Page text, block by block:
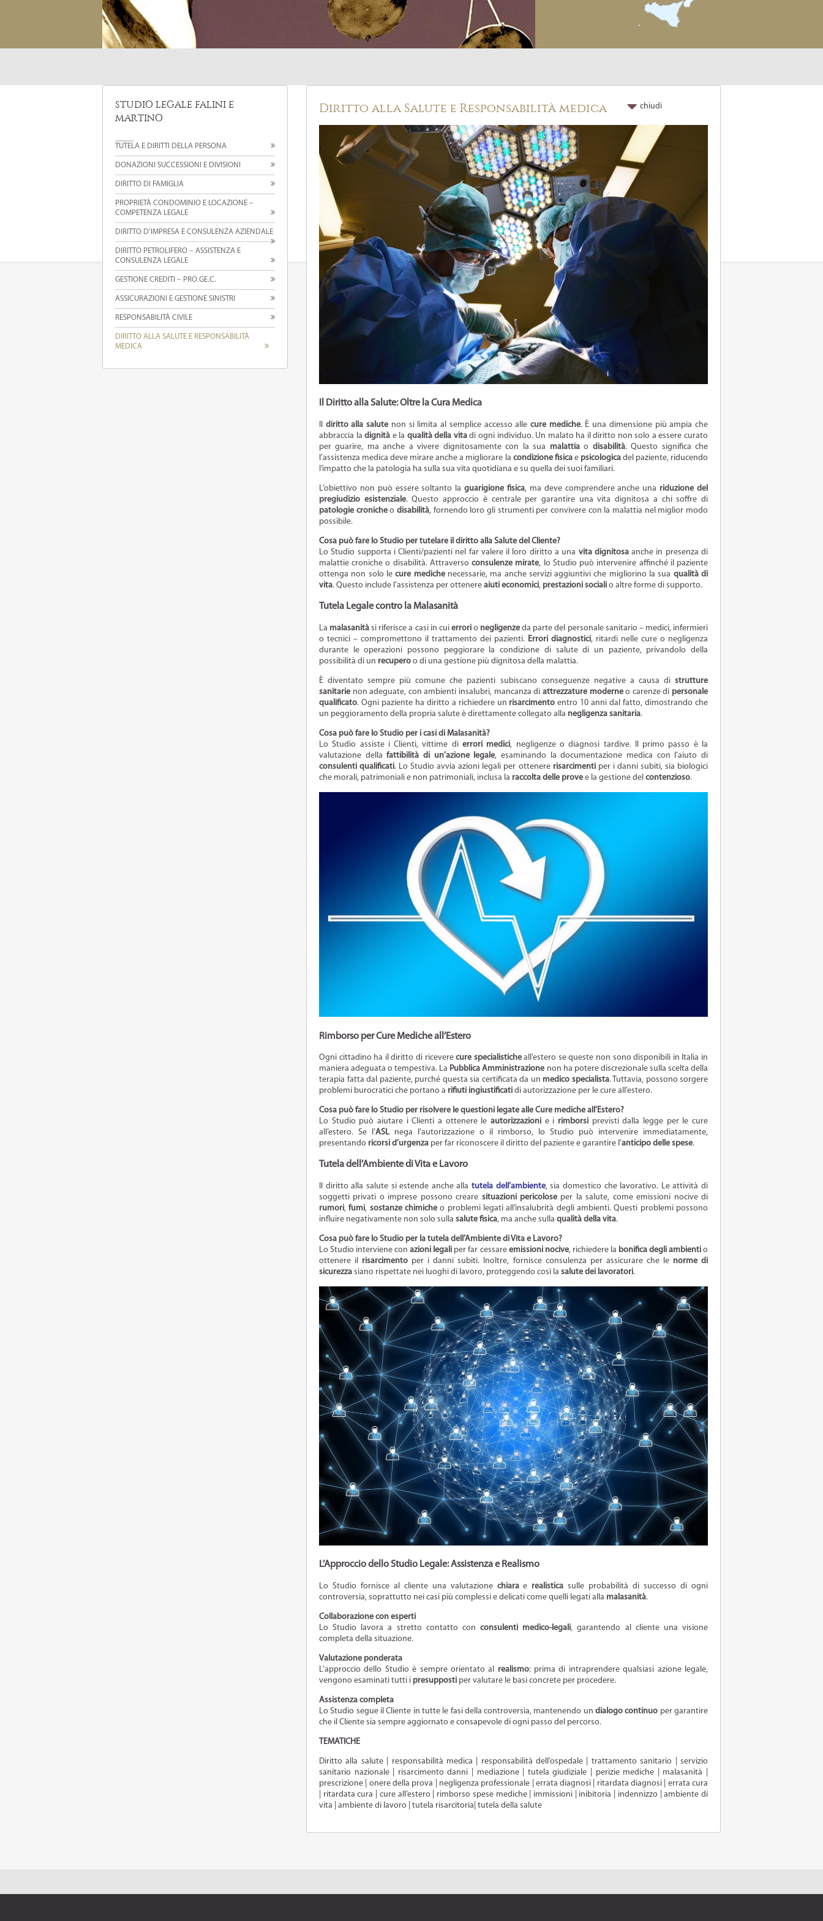
STUDIO LEGALE FALINI E
MARTINO
TUTELA E DIRITTI DELLA PERSONA
DONAZIONI SUCCESSIONI E DIVISIONI
DIRITTO DI FAMIGLIA
PROPRIETÀ CONDOMINIO E LOCAZIONE –
COMPETENZA LEGALE
DIRITTO D’IMPRESA E CONSULENZA AZIENDALE
DIRITTO PETROLIFERO – ASSISTENZA E
CONSULENZA LEGALE
GESTIONE CREDITI – PRO.GE.C.
ASSICURAZIONI E GESTIONE SINISTRI
RESPONSABILITÀ CIVILE
DIRITTO ALLA SALUTE E RESPONSABILITÀ
MEDICA
Diritto alla Salute e Responsabilità medica chiudi
Il Diritto alla Salute: Oltre la Cura Medica
diritto alla salute non si limita al semplice accesso alle cure mediche. È una dimensione più ampia che
abbraccia ladignità e la qualità della vitadi ogni individuo. Un malato ha il diritto non solo a essere curato
per guarire, ma anche a vivere dignitosamente con la sua malattiao disabilità. Questo significa che
l’assistenza medica deve mirare anche a migliorare la condizione fisicae psicologicadel paziente, riducendo
l’impatto che la patologia ha sulla sua vita quotidiana e su quella dei suoi familiari.
L’obiettivo non può essere soltanto laguarigione fisica, ma deve comprendere anche una riduzione del
pregiudizio esistenziale. Questo approccio è centrale per garantire una vita dignitosa a chi soffre di
patologie cronicheodisabilità, fornendo loro gli strumenti per convivere con la malattia nel miglior modo
possibile.
Cosa può fare lo Studio per tutelare il diritto alla Salute del Cliente?
Lo Studio supporta i Clienti/pazienti nel far valere il loro diritto a una vita dignitosaanche in presenza di
malattie croniche o disabilità. Attraversoconsulenze mirate, lo Studio può intervenire affinché il paziente
ottenga non solo lecure medichenecessarie, ma anche servizi aggiuntivi che migliorino la sua qualità di
vita. Questo include l’assistenza per ottenere aiuti economici, prestazioni sociali o altre forme di supporto.
Tutela Legale contro la Malasanità
La malasanità si riferisce a casi in cui errorio negligenze da parte del personale sanitario – medici, infermieri
o tecnici – compromettono il trattamento dei pazienti. Errori diagnostici, ritardi nelle cure o negligenza
durante le operazioni possono peggiorare la condizione di salute di un paziente, privandolo della
possibilità di un recupero o di una gestione più dignitosa della malattia.
È diventato sempre più comune che pazienti subiscano conseguenze negative a causa di strutture
sanitarie non adeguate, con ambienti insalubri, mancanza di attrezzature moderneo carenze di personale
qualificato. Ogni paziente ha diritto a richiedere un risarcimento entro 10 anni dal fatto, dimostrando che
un peggioramento della propria salute è direttamente collegato alla negligenza sanitaria.
Cosa può fare lo Studio per i casi di Malasanità?
Lo Studio assiste i Clienti, vittime dierrori medici, negligenze o diagnosi tardive. Il primo passo è la
valutazione dellafattibilità di un’azione legale, esaminando la documentazione medica con l’aiuto di
consulenti qualificati. Lo Studio avvia azioni legali per ottenere risarcimentiper i danni subiti, sia biologici
che morali, patrimoniali e non patrimoniali, inclusa la raccolta delle prove e la gestione del contenzioso.
Rimborso per Cure Mediche all’Estero
Ogni cittadino ha il diritto di riceverecure specialisticheall’estero se queste non sono disponibili in Italia in
maniera adeguata o tempestiva. La Pubblica Amministrazione non ha potere discrezionale sulla scelta della
terapia fatta dal paziente, purché questa sia certificata da un medico specialista. Tuttavia, possono sorgere
problemi burocratici che portano a rifiuti ingiustificati di autorizzazione per le cure all’estero.
Cosa può fare lo Studio per risolvere le questioni legate alle Cure mediche all’Estero?
Lo Studio può aiutare i Clienti a ottenere le autorizzazioni e i rimborsi previsti dalla legge per le cure
all’estero. Se l’ASL nega l’autorizzazione o il rimborso, lo Studio può intervenire immediatamente,
presentando ricorsi d’urgenza per far riconoscere il diritto del paziente e garantire l’anticipo delle spese.
Tutela dell’Ambiente di Vita e Lavoro
Il diritto alla salute si estende anche alla tutela dell’ambiente, sia domestico che lavorativo. Le attività di
soggetti privati o imprese possono creare situazioni pericolose per la salute, come emissioni nocive di
rumori,fumi, sostanze chimiche o problemi legati all’insalubrità degli ambienti. Questi problemi possono
influire negativamente non solo sulla salute fisica, ma anche sulla qualità della vita.
Cosa può fare lo Studio per la tutela dell’Ambiente di Vita e Lavoro?
Lo Studio interviene conazioni legali per far cessare emissioni nocive, richiedere la bonifica degli ambientio
ottenere il risarcimento per i danni subiti. Inoltre, fornisce consulenza per assicurare che le norme di
sicurezza siano rispettate nei luoghi di lavoro, proteggendo così la salute dei lavoratori.
L’Approccio dello Studio Legale: Assistenza e Realismo
Lo Studio fornisce al cliente una valutazione chiarae realistica sulle probabilità di successo di ogni
controversia, soprattutto nei casi più complessi e delicati come quelli legati alla malasanità.
Collaborazione con esperti
Lo Studio lavora a stretto contatto conconsulenti medico-legali, garantendo al cliente una visione
completa della situazione.
Valutazione ponderata
L’approccio dello Studio è sempre orientato al realismo: prima di intraprendere qualsiasi azione legale,
vengono esaminati tutti i presupposti per valutare le basi concrete per procedere.
Assistenza completa
Lo Studio segue il Cliente in tutte le fasi della controversia, mantenendo undialogo continuo per garantire
che il Cliente sia sempre aggiornato e consapevole di ogni passo del percorso.
TEMATICHE
Diritto alla salute | responsabilità medica | responsabilità dell’ospedale | trattamento sanitario | servizio
sanitario nazionale | risarcimento danni | mediazione | tutela giudiziale | perizie mediche | malasanità |
prescrizione | onere della prova | negligenza professionale | errata diagnosi | ritardata diagnosi | errata cura
| ritardata cura | cure all’estero | rimborso spese mediche | immissioni | inibitoria | indennizzo | ambiente di
vita | ambiente di lavoro | tutela risarcitoria| tutela della salute